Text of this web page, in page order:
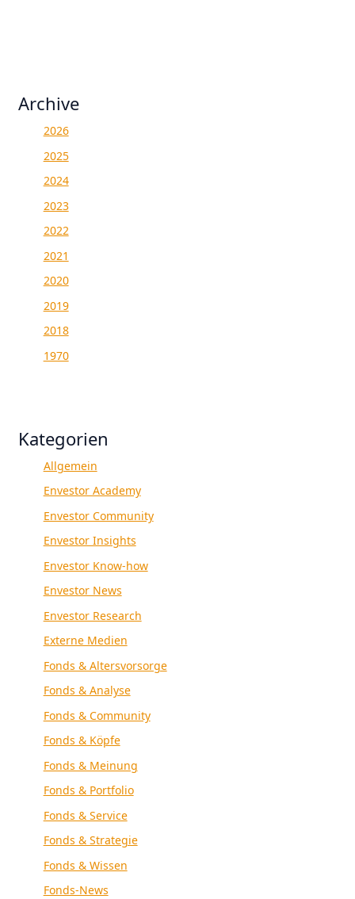
Archive
2026
2025
2024
2023
2022
2021
2020
2019
2018
1970
Kategorien
Allgemein
Envestor Academy
Envestor Community
Envestor Insights
Envestor Know-how
Envestor News
Envestor Research
Externe Medien
Fonds & Altersvorsorge
Fonds & Analyse
Fonds & Community
Fonds & Köpfe
Fonds & Meinung
Fonds & Portfolio
Fonds & Service
Fonds & Strategie
Fonds & Wissen
Fonds-News